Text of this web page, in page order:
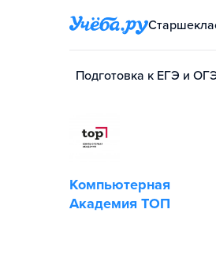
Подготовка к ЕГЭ и
Компьютерная
Академия ТОП